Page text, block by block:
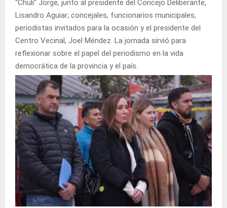
“Chuli” Jorge, junto al presidente del Concejo Deliberante,
Lisandro Aguiar; concejales, funcionarios municipales,
periodistas invitados para la ocasión y el presidente del
Centro Vecinal, Joel Méndez. La jornada sirvió para
reflexionar sobre el papel del periodismo en la vida
democrática de la provincia y el país.